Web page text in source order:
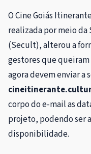
O Cine Goiás
realizada por meio
(Secult), alterou a
gestores que
agora devem enviar a
corpo do e-mail as
projeto, podendo ser
disponibilidade.